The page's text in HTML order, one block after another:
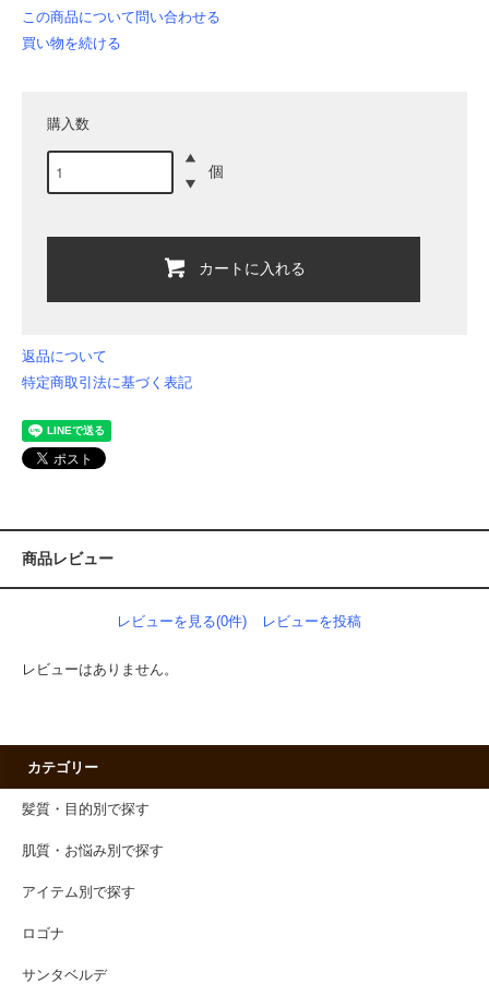
この商品について問い合わせる
買い物を続ける
購入数
個
カートに入れる
返品について
特定商取引法に基づく表記
商品レビュー
レビューを見る(0件) レビューを投稿
レビューはありません。
カテゴリー
髪質・目的別で探す
肌質・お悩み別で探す
アイテム別で探す
ロゴナ
サンタベルデ